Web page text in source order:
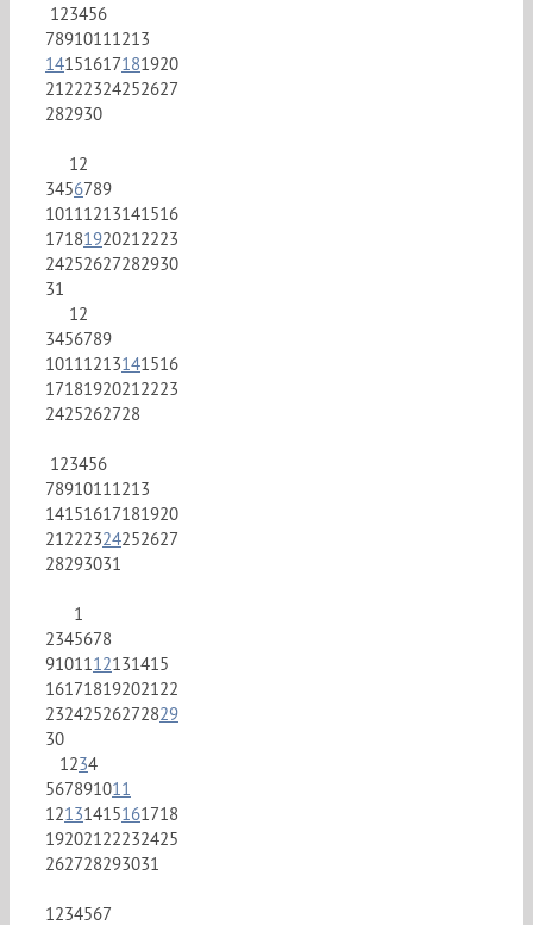
1 23456
7891011 1213
14151617181920
21 222324252627
282930
1 2
3456789
1011 1213141516
1718192021 2223
24252627282930
31
1 2
3456789
1011 1213141516
1718192021 2223
2425262728
1 23456
7891011 1213
14151617181920
21 222324252627
28293031
1
2345678
91011 12131415
161718192021 22
23242526272829
30
1 234
567891011
12131415161718
192021 22232425
262728293031
1 234567